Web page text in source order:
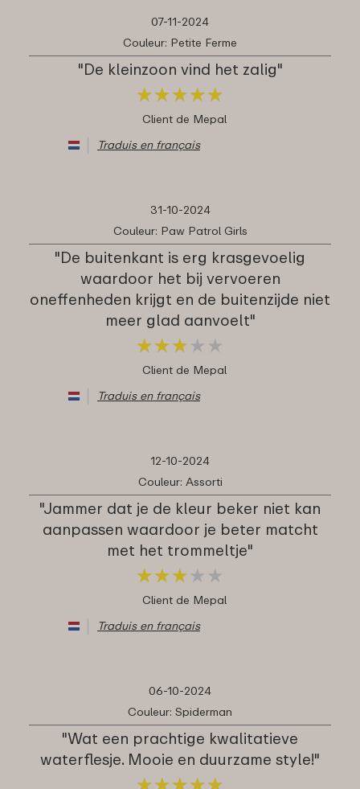
07-11-2024
Couleur: Petite Ferme
"De kleinzoon vind het zalig"
★★★★★
★★★★★
Client de Mepal
Traduis en français
31-10-2024
Couleur: Paw Patrol Girls
"De buitenkant is erg krasgevoelig
waardoor het bij vervoeren
oneffenheden krijgt en de buitenzijde niet
meer glad aanvoelt"
★★★ ★ ★
★★★ ★ ★
Client de Mepal
Traduis en français
12-10-2024
Couleur: Assorti
"Jammer dat je de kleur beker niet kan
aanpassen waardoor je beter matcht
met het trommeltje"
★★★ ★ ★
★★★ ★ ★
Client de Mepal
Traduis en français
06-10-2024
Couleur: Spiderman
"Wat een prachtige kwalitatieve
waterflesje. Mooie en duurzame style!"
★★★★★
★★★★★